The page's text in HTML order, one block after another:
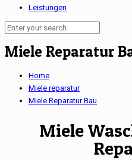
Leistungen
Miele Reparatur
Home
Miele reparatur
Miele Reparatur Bau
Miele